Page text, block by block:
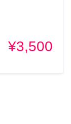
¥3,500